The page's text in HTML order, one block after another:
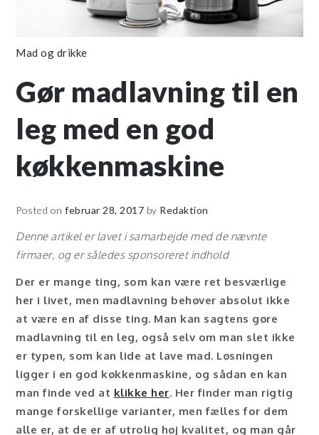
Mad og drikke
Gør madlavning til en
leg med en god
køkkenmaskine
Posted onfebruar 28, 2017 by Redaktion
Denne artikel er lavet i samarbejde med de nævnte
firmaer, og er således sponsoreret indhold
Der er mange ting, som kan være ret besværlige
her i livet, men madlavning behøver absolut ikke
at være en af disse ting. Man kan sagtens gøre
madlavning til en leg, også selv om man slet ikke
er typen, som kan lide at lave mad. Løsningen
ligger i en god køkkenmaskine, og sådan en kan
man finde ved at klikke her. Her finder man rigtig
mange forskellige varianter, men fælles for dem
alle er, at de er af utrolig høj kvalitet, og man går